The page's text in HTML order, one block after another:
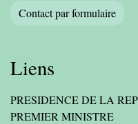
Contact par formulaire
Liens
PRESIDENCE DE LA
PREMIER MINISTRE